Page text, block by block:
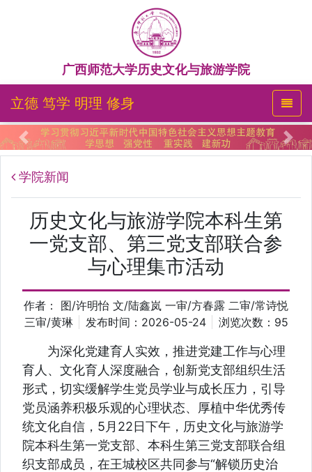
广西师范大学历史文化与旅游学院
立德 笃学 明理 修身
Previous Next
学院新闻
历史文化与旅游学院本科生第
一党支部、第三党支部联合参
与心理集市活动
作者： 图/许明怡 文/陆鑫岚 一审/方春露 二审/常诗悦
三审/黄琳
发布时间：2026-05-24 浏览次数： 95
为深化党建育人实效，推进党建工作与心理
育人、文化育人深度融合，创新党支部组织生活
形式，切实缓解学生党员学业与成长压力，引导
党员涵养积极乐观的心理状态、厚植中华优秀传
统文化自信，5月22日下午，历史文化与旅游学
院本科生第一党支部、本科生第三党支部联合组
织支部成员，在王城校区共同参与“解锁历史治